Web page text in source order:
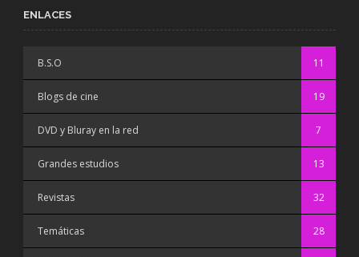
ENLACES
B.S.O 11
Blogs de cine 19
DVD y Bluray en la red 7
Grandes estudios 13
Revistas 32
Temáticas 28